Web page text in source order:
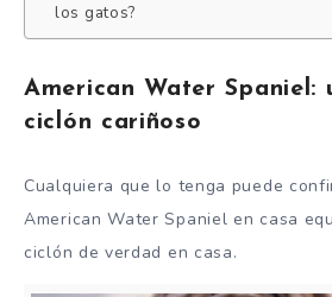
los gatos?
American Water Spaniel:
ciclón cariñoso
Cualquiera que lo tenga puede
American Water Spaniel en casa
ciclón de verdad en casa.